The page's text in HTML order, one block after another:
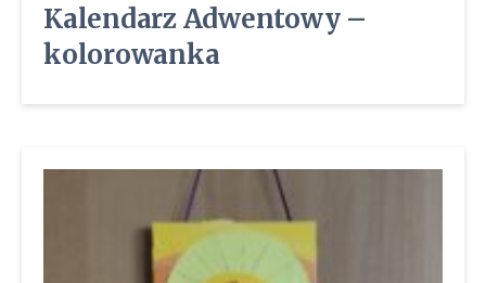
Kalendarz Adwentowy –
kolorowanka